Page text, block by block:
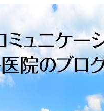
ニケーショ
のブログ～